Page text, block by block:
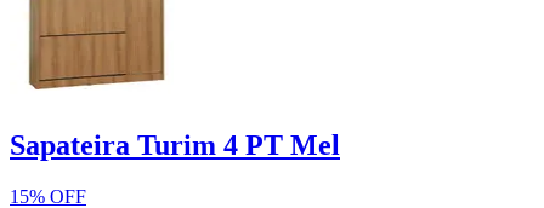
Sapateira Turim 4 PT Mel
15% OFF